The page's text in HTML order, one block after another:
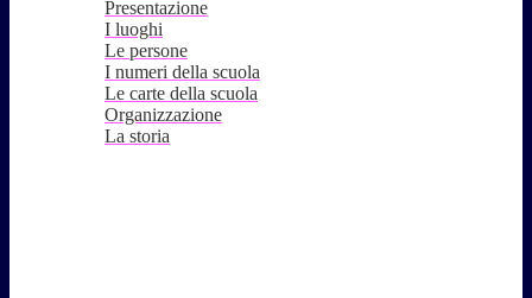
Presentazione
I luoghi
Le persone
I numeri della scuola
Le carte della scuola
Organizzazione
La storia